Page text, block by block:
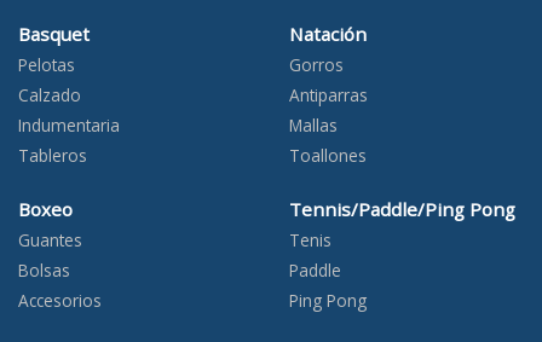
Basquet
Pelotas
Calzado
Indumentaria
Tableros
Boxeo
Guantes
Bolsas
Accesorios
Natación
Gorros
Antiparras
Mallas
Toallones
Tennis/Paddle/Ping Pong
Tenis
Paddle
Ping Pong